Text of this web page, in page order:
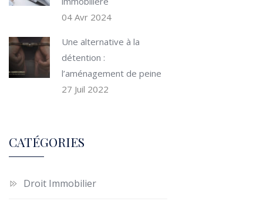
04 Avr 2024
Une alternative à la
détention :
l’aménagement de peine
27 Juil 2022
CATÉGORIES
Droit Immobilier